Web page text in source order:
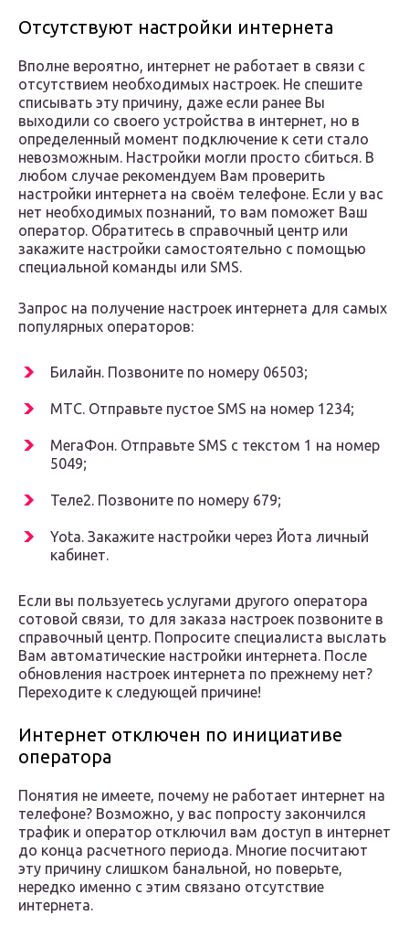
Отсутствуют настройки интернета
Вполне вероятно, интернет не работает в связи с
отсутствием необходимых настроек. Не спешите
списывать эту причину, даже если ранее Вы
выходили со своего устройства в интернет, но в
определенный момент подключение к сети стало
невозможным. Настройки могли просто сбиться. В
любом случае рекомендуем Вам проверить
настройки интернета на своём телефоне. Если у вас
нет необходимых познаний, то вам поможет Ваш
оператор. Обратитесь в справочный центр или
закажите настройки самостоятельно с помощью
специальной команды или SMS.
Запрос на получение настроек интернета для самых
популярных операторов:
Билайн. Позвоните по номеру 06503;
МТС. Отправьте пустое SMS на номер 1234;
МегаФон. Отправьте SMS с текстом 1 на номер
5049;
Теле2. Позвоните по номеру 679;
Yota. Закажите настройки через Йота личный
кабинет.
Если вы пользуетесь услугами другого оператора
сотовой связи, то для заказа настроек позвоните в
справочный центр. Попросите специалиста выслать
Вам автоматические настройки интернета. После
обновления настроек интернета по прежнему нет?
Переходите к следующей причине!
Интернет отключен по инициативе
оператора
Понятия не имеете, почему не работает интернет на
телефоне? Возможно, у вас попросту закончился
трафик и оператор отключил вам доступ в интернет
до конца расчетного периода. Многие посчитают
эту причину слишком банальной, но поверьте,
нередко именно с этим связано отсутствие
интернета.